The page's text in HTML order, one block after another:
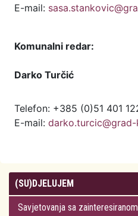
E-mail:
Komunalni redar:
Darko Turčić
Telefon: +385 (0)51 401
E-mail:
(SU)DJELUJEM
Savjetovanja sa